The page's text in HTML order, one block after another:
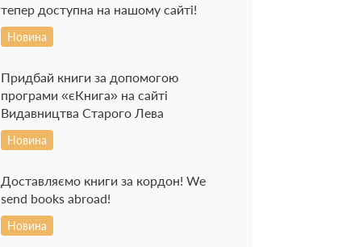
тепер доступна на нашому сайті!
Новина
Придбай книги за допомогою
програми «єКнига» на сайті
Видавництва Старого Лева
Новина
Доставляємо книги за кордон! We
send books abroad!
Новина